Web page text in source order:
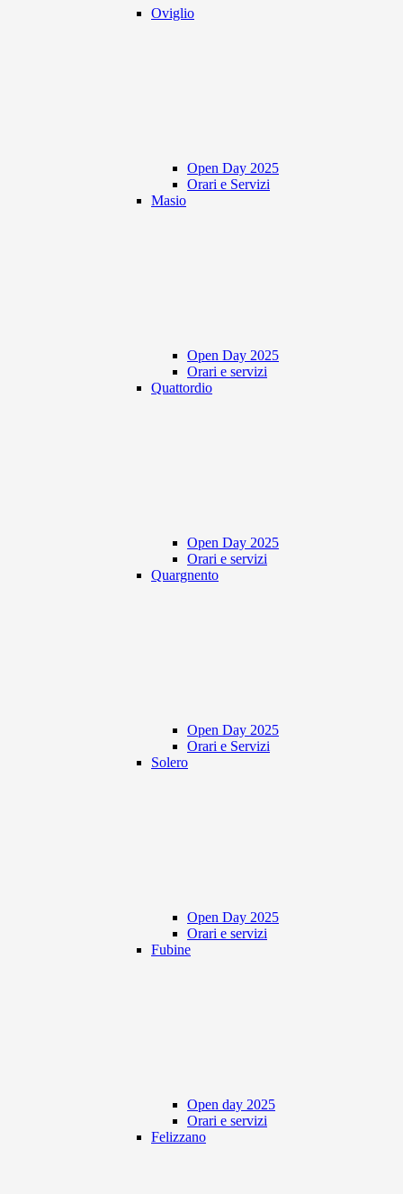
Oviglio
Open Day 2025
Orari e Servizi
Masio
Open Day 2025
Orari e servizi
Quattordio
Open Day 2025
Orari e servizi
Quargnento
Open Day 2025
Orari e Servizi
Solero
Open Day 2025
Orari e servizi
Fubine
Open day 2025
Orari e servizi
Felizzano